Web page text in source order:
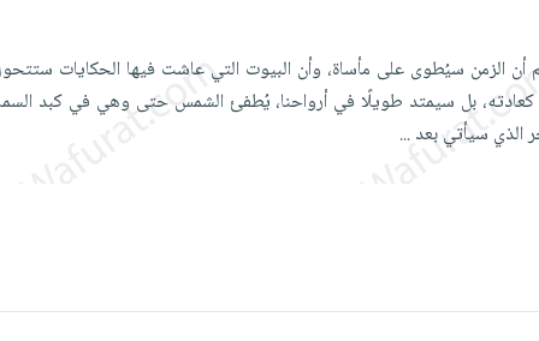
الزمن سيُطوى على مأساة، وأن البيوت التي عاشت فيها الحكايات
كعادته، بل سيمتد طويلًا في أرواحنا، يُطفئ الشمس حتى وهي في كبد
الذي سيأتي بعد...